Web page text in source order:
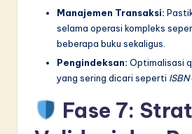
Manajemen Transaksi:
selama operasi kompleks
beberapa buku sekaligus.
Pengindeksan: Optimalisasi
yang sering dicari seperti ISBN
Fase 7: